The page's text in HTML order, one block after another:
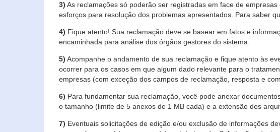
3) As reclamações só poderão ser registradas em face de
esforços para resolução dos problemas apresentados. Para saber
4) Fique atento! Sua reclamação deve se basear em fatos e
encaminhada para análise dos órgãos gestores do sistema.
5) Acompanhe o andamento de sua reclamação e fique atento às
ocorrer para os casos em que algum dado relevante para o
empresas (com exceção dos campos de reclamação, resposta e
6) Para fundamentar sua reclamação, você pode anexar
o tamanho (limite de 5 anexos de 1 MB cada) e a extensão dos
7) Eventuais solicitações de edição e/ou exclusão de informações